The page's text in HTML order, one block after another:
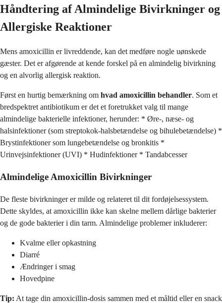
Håndtering af Almindelige Bivirkninger og
Allergiske Reaktioner
Mens amoxicillin er livreddende, kan det medføre nogle uønskede
gæster. Det er afgørende at kende forskel på en almindelig bivirkning
og en alvorlig allergisk reaktion.
Først en hurtig bemærkning om hvad amoxicillin behandler. Som et
bredspektret antibiotikum er det et foretrukket valg til mange
almindelige bakterielle infektioner, herunder: * Øre-, næse- og
halsinfektioner (som streptokok-halsbetændelse og bihulebetændelse) *
Brystinfektioner som lungebetændelse og bronkitis *
Urinvejsinfektioner (UVI) * Hudinfektioner * Tandabcesser
Almindelige Amoxicillin Bivirkninger
De fleste bivirkninger er milde og relateret til dit fordøjelsessystem.
Dette skyldes, at amoxicillin ikke kan skelne mellem dårlige bakterier
og de gode bakterier i din tarm. Almindelige problemer inkluderer:
Kvalme eller opkastning
Diarré
Ændringer i smag
Hovedpine
Tip: At tage din amoxicillin-dosis sammen med et måltid eller en snack